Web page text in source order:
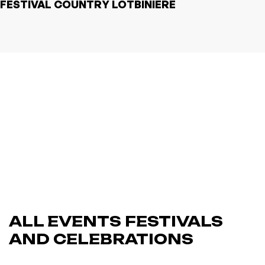
FESTIVAL COUNTRY LOTBINIÈRE
ALL EVENTS FESTIVALS
AND CELEBRATIONS